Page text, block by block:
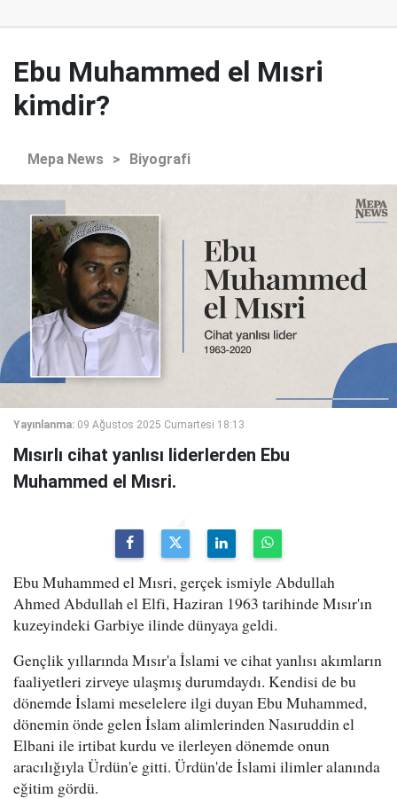
Ebu Muhammed el Mısri
kimdir?
Mepa News > Biyografi
Yayınlanma: 09 Ağustos 2025 Cumartesi 18:13
Mısırlı cihat yanlısı liderlerden Ebu
Muhammed el Mısri.
Ebu Muhammed el Mısri, gerçek ismiyle Abdullah
Ahmed Abdullah el Elfi, Haziran 1963 tarihinde Mısır'ın
kuzeyindeki Garbiye ilinde dünyaya geldi.
Gençlik yıllarında Mısır'a İslami ve cihat yanlısı akımların
faaliyetleri zirveye ulaşmış durumdaydı. Kendisi de bu
dönemde İslami meselelere ilgi duyan Ebu Muhammed,
dönemin önde gelen İslam alimlerinden Nasıruddin el
Elbani ile irtibat kurdu ve ilerleyen dönemde onun
aracılığıyla Ürdün'e gitti. Ürdün'de İslami ilimler alanında
eğitim gördü.